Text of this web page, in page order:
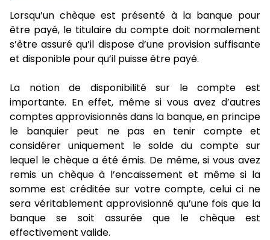
Lorsqu’un chèque est présenté à la banque pour
être payé, le titulaire du compte doit normalement
s’être assuré qu’il dispose d’une provision suffisante
et disponible pour qu’il puisse être payé.
La notion de disponibilité sur le compte est
importante. En effet, même si vous avez d’autres
comptes approvisionnés dans la banque, en principe
le banquier peut ne pas en tenir compte et
considérer uniquement le solde du compte sur
lequel le chèque a été émis. De même, si vous avez
remis un chèque à l’encaissement et même si la
somme est créditée sur votre compte, celui ci ne
sera véritablement approvisionné qu’une fois que la
banque se soit assurée que le chèque est
effectivement valide.